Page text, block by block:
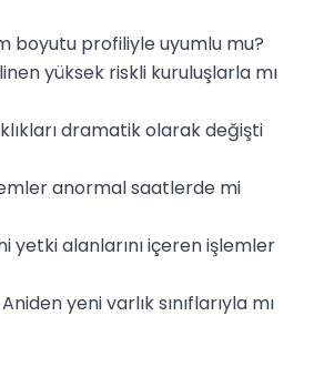
boyutu profiliyle uyumlu mu?
yüksek riskli kuruluşlarla mı
dramatik olarak değişti
anormal saatlerde mi
yetki alanlarını içeren işlemler
yeni varlık sınıflarıyla mı